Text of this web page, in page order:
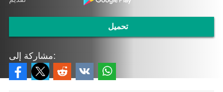
تحميل
مشاركة إلى: